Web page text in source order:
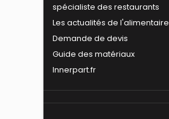
spécialiste des restaurants
Les actualités de l'alimentaire
Demande de devis
Guide des matériaux
Innerpart.fr